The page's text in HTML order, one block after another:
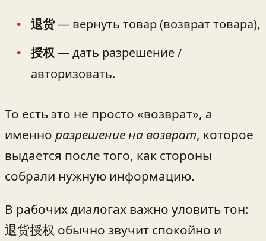
退货— вернуть товар (возврат товара),
授权— дать разрешение /
авторизовать.
То есть это не просто «возврат», а
именно разрешение на возврат, которое
выдаётся после того, как стороны
собрали нужную информацию.
В рабочих диалогах важно уловить тон:
退货授权 обычно звучит спокойно и